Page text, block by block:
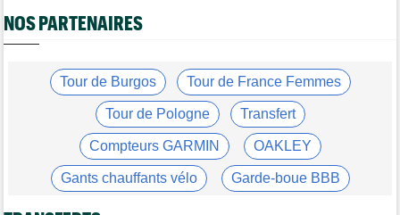
Tour de France Femmes
06/08
Tour de France Femmes
Kim Le Court Pienaar : "La course a été complètement folle"
Isaac Del Toro prolonge avec UAE Team Emirates-XRG jusqu'en
06/08
Tour de Burgos
Felix Gall : "J’espère conserver ce maillot de leader"
NOS PARTENAIRES
Tour de Burgos Tour de France Femmes
Tour de Pologne Transfert
Compteurs GARMIN OAKLEY
Gants chauffants vélo Garde-boue BBB
Casque ABUS